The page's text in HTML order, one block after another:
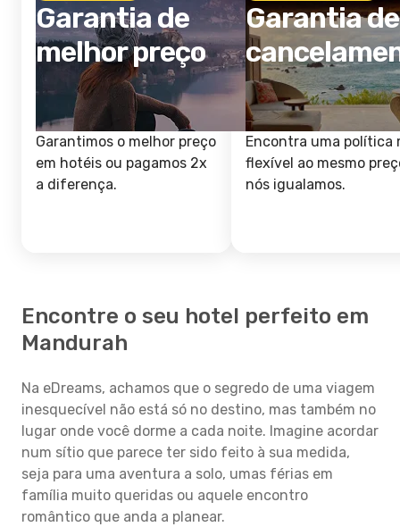
Garantia de
melhor preço
Garantimos o melhor preço
em hotéis ou pagamos 2x
a diferença.
Garantia de
Encontra uma política
flexível ao mesmo
nós igualamos.
Encontre o seu hotel perfeito em
Mandurah
Na eDreams, achamos que o segredo de uma viagem
inesquecível não está só no destino, mas também no
lugar onde você dorme a cada noite. Imagine acordar
num sítio que parece ter sido feito à sua medida,
seja para uma aventura a solo, umas férias em
família muito queridas ou aquele encontro
romântico que anda a planear.